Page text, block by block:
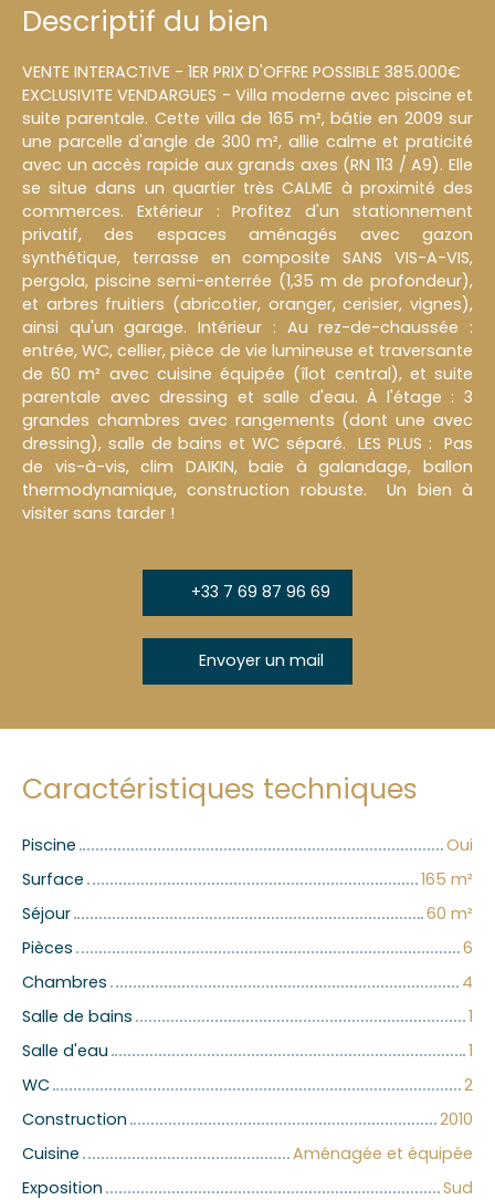
Descriptif du bien
VENTE INTERACTIVE - 1ER PRIX D'OFFRE POSSIBLE 385.000€
EXCLUSIVITE VENDARGUES - Villa moderne avec piscine et
suite parentale. Cette villa de 165 m², bâtie en 2009 sur
une parcelle d'angle de 300 m², allie calme et praticité
avec un accès rapide aux grands axes (RN 113 / A9). Elle
se situe dans un quartier très CALME à proximité des
commerces. Extérieur : Profitez d'un stationnement
privatif, des espaces aménagés avec gazon
synthétique, terrasse en composite SANS VIS-A-VIS,
pergola, piscine semi-enterrée (1,35 m de profondeur),
et arbres fruitiers (abricotier, oranger, cerisier, vignes),
ainsi qu'un garage. Intérieur : Au rez-de-chaussée :
entrée, WC, cellier, pièce de vie lumineuse et traversante
de 60 m² avec cuisine équipée (îlot central), et suite
parentale avec dressing et salle d'eau. À l'étage : 3
grandes chambres avec rangements (dont une avec
dressing), salle de bains et WC séparé. LES PLUS : Pas
de vis-à-vis, clim DAIKIN, baie à galandage, ballon
thermodynamique, construction robuste. Un bien à
visiter sans tarder !
+33 7 69 87 96 69
Envoyer un mail
Caractéristiques techniques
Piscine
Oui
Surface
165 m²
Séjour
60 m²
Pièces
6
Chambres
4
Salle de bains
1
Salle d'eau
1
WC
2
Construction
2010
Cuisine
Aménagée et équipée
Exposition
Sud